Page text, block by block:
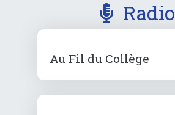
Radio
Au Fil du Collège